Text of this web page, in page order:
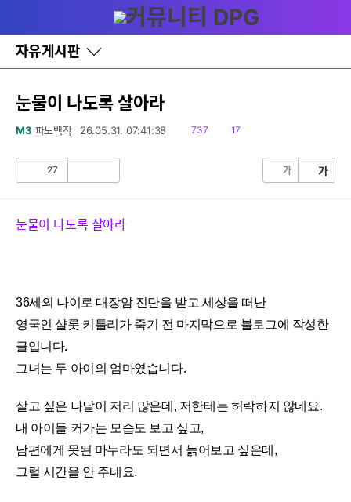
와
홈
자유게시판
바
로
기
레
이
어
눈물이 나도록 살아라
M3 파노백작 26.05.31. 07:41:38
읽
737
댓
17
공27 가 가
눈물이 나도록 살아라
36세의 나이로 대장암 진단을 받고 세상을 떠난
영국인 샬롯 키틀리가 죽기 전 마지막으로 블로그에 작성한
글입니다.
그녀는 두 아이의 엄마였습니다.
살고 싶은 나날이 저리 많은데, 저한테는 허락하지 않네요.
내 아이들 커가는 모습도 보고 싶고,
남편에게 못된 마누라도 되면서 늙어보고 싶은데,
그럴 시간을 안 주네요.